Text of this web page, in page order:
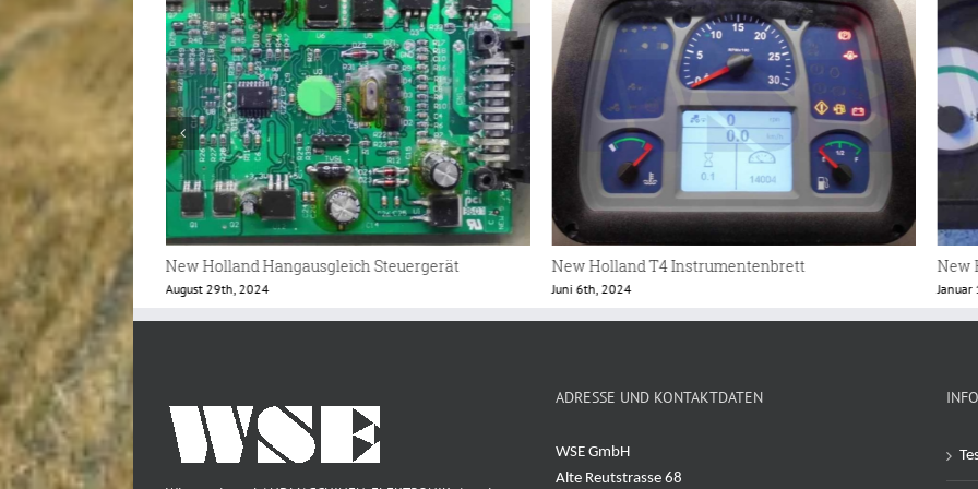
New Holland T4 Instrumentenbrett
Juni 6th, 2024
New Holland Instrument
Januar 13th, 2022
New
Juni
ADRESSE UND KONTAKTDATEN
WSE GmbH
Alte Reutstrasse 68